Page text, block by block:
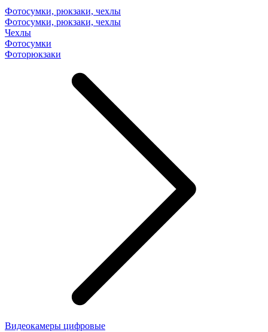
Фотосумки, рюкзаки, чехлы
Фотосумки, рюкзаки, чехлы
Чехлы
Фотосумки
Фоторюкзаки
Видеокамеры цифровые